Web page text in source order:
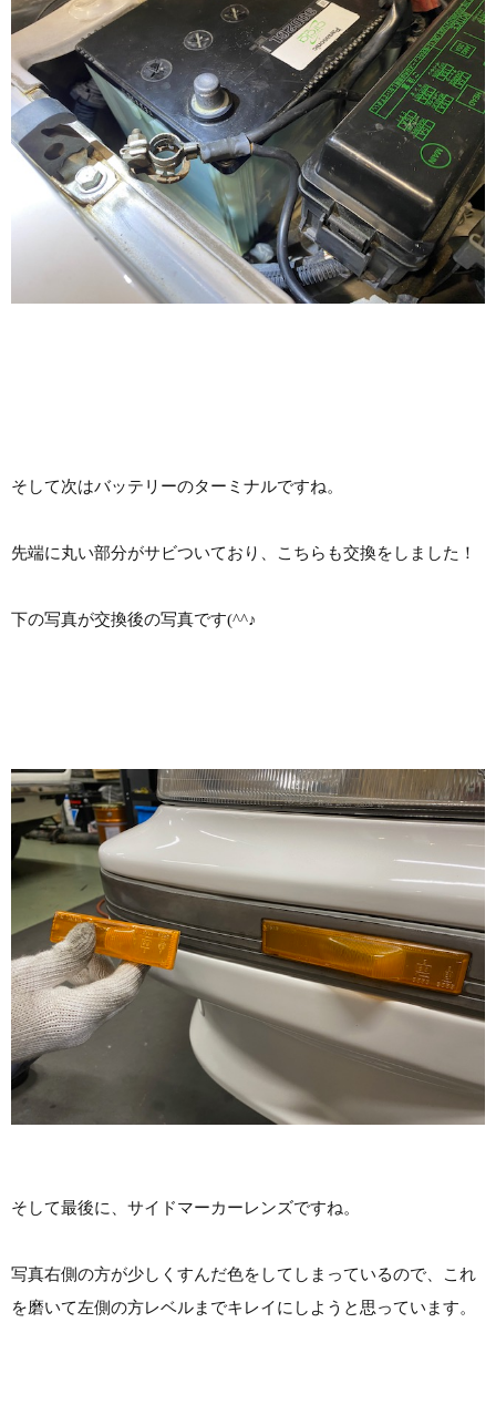
そして次はバッテリーのターミナルですね。
先端に丸い部分がサビついており、こちらも交換をしました！
下の写真が交換後の写真です(^^♪
そして最後に、サイドマーカーレンズですね。
写真右側の方が少しくすんだ色をしてしまっているので、これ
を磨いて左側の方レベルまでキレイにしようと思っています。